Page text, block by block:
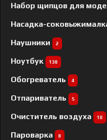
Набор щипцов для
Насадка-
Наушники 2
Ноутбук 138
Обогреватель 4
Отпариватель 5
Очиститель воздуха 10
Пароварка 8